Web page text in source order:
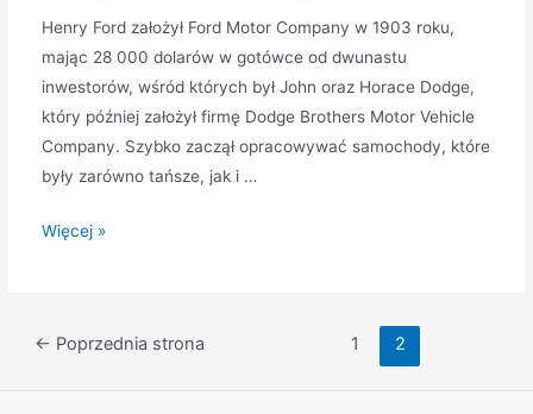
Henry Ford założył Ford Motor Company w 1903 roku,
mając 28 000 dolarów w gotówce od dwunastu
inwestorów, wśród których był John oraz Horace Dodge,
który później założył firmę Dodge Brothers Motor Vehicle
Company. Szybko zaczął opracowywać samochody, które
były zarówno tańsze, jak i …
Historia
z
Więcej »
Stronicowanie
← Poprzednia strona 1 2